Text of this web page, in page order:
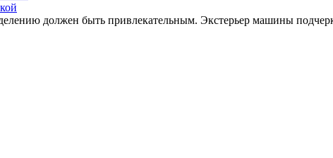
должен быть привлекательным. Экстерьер машины